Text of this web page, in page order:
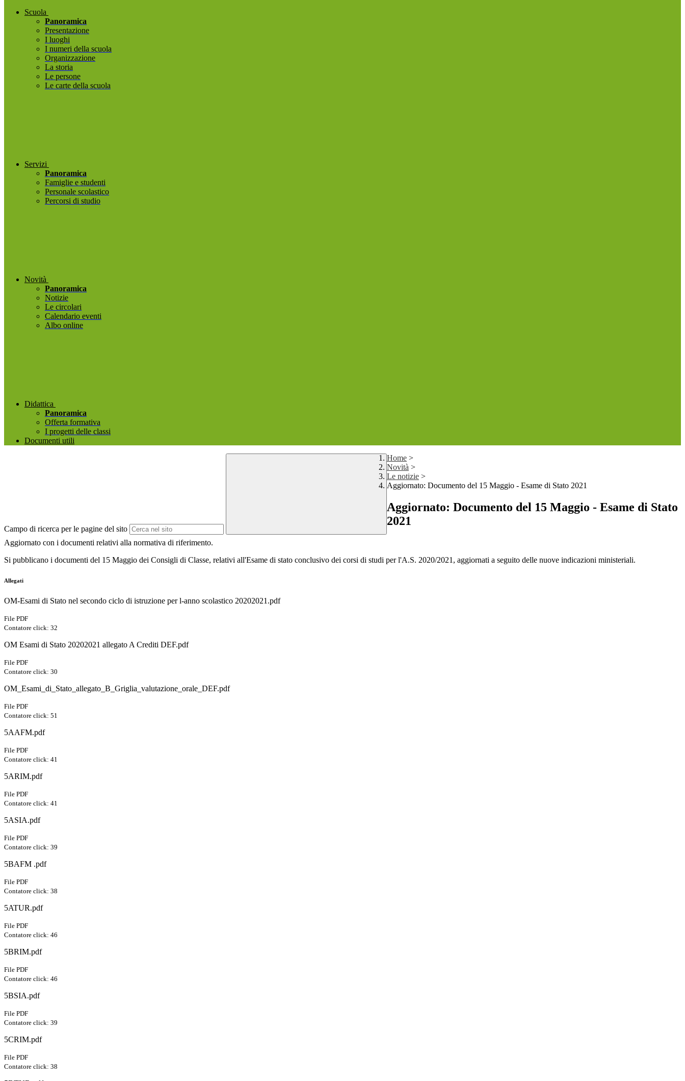
Scuola
Panoramica
Presentazione
I luoghi
I numeri della scuola
Organizzazione
La storia
Le persone
Le carte della scuola
Servizi
Panoramica
Famiglie e studenti
Personale scolastico
Percorsi di studio
Novità
Panoramica
Notizie
Le circolari
Calendario eventi
Albo online
Didattica
Panoramica
Offerta formativa
I progetti delle classi
Documenti utili
Campo di ricerca per le pagine del sito
Home >
Novità >
Le notizie >
Aggiornato: Documento del 15 Maggio - Esame di Stato 2021
Aggiornato: Documento del 15 Maggio - Esame di Stato
2021
Aggiornato con i documenti relativi alla normativa di riferimento.
Si pubblicano i documenti del 15 Maggio dei Consigli di Classe, relativi all'Esame di stato conclusivo dei corsi di studi per l'A.S. 2020/2021, aggiornati a seguito delle nuove indicazioni ministeriali.
Allegati
OM-Esami di Stato nel secondo ciclo di istruzione per l-anno scolastico 20202021.pdf
File PDF
Contatore click: 32
OM Esami di Stato 20202021 allegato A Crediti DEF.pdf
File PDF
Contatore click: 30
OM_Esami_di_Stato_allegato_B_Griglia_valutazione_orale_DEF.pdf
File PDF
Contatore click: 51
5AAFM.pdf
File PDF
Contatore click: 41
5ARIM.pdf
File PDF
Contatore click: 41
5ASIA.pdf
File PDF
Contatore click: 39
5BAFM .pdf
File PDF
Contatore click: 38
5ATUR.pdf
File PDF
Contatore click: 46
5BRIM.pdf
File PDF
Contatore click: 46
5BSIA.pdf
File PDF
Contatore click: 39
5CRIM.pdf
File PDF
Contatore click: 38